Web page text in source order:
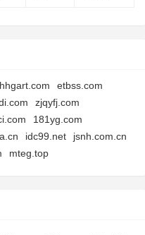
etbss.com
zjqyfj.com
181yg.com
idc99.net
jsnh.com.cn
mteg.top